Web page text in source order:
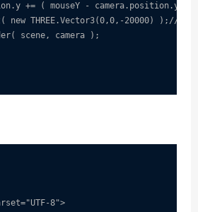
+= ( mouseY - camera.position.y ) ;
new THREE.Vector3(0,0,-20000) );//此处-
scene, camera );
8">